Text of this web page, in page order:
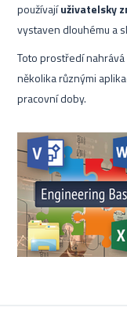
používajíuživatelsky
vystaven dlouhému a
Toto prostředí
několika různými
pracovní doby.